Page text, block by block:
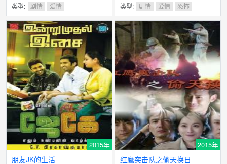
类型: 剧情 爱情 类型: 剧情 爱情 恐怖
2015年
朋友JK的生活
2015年
红鹰突击队之偷天换日